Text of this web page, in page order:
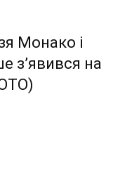
Монако і
з’явився на